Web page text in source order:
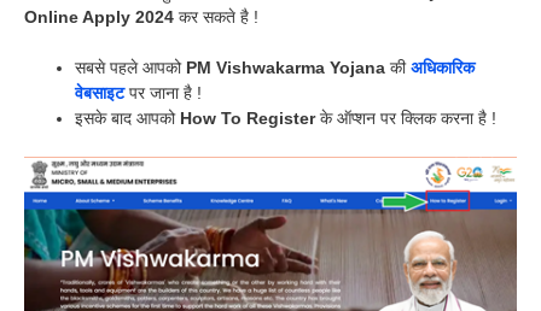
Online Apply 2024 कर सकते है !
सबसे पहले आपको PM Vishwakarma Yojana कीअधिकारिक
वेबसाइटपर जाना है !
इसके बाद आपको How To Registerके ऑप्शन पर क्लिक करना है !